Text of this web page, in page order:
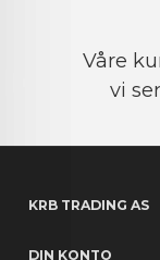
Våre
vi
KRB TRADING AS
DIN KONTO